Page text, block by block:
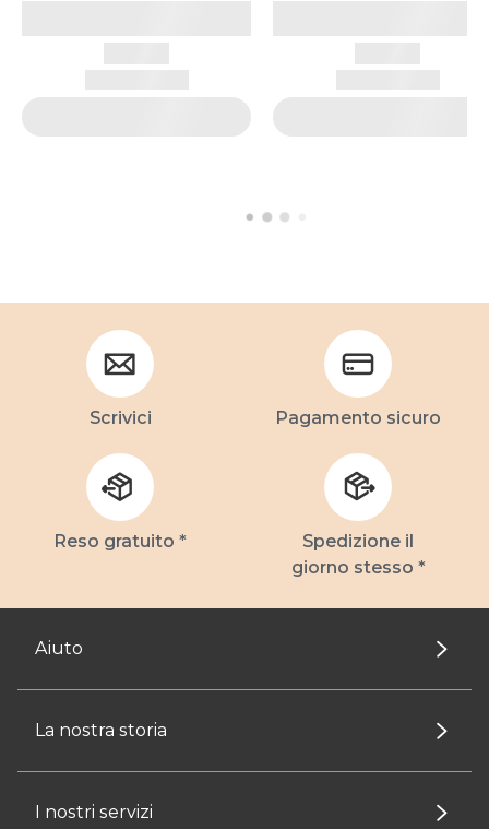
Scrivici Pagamento sicuro
Reso gratuito *
Spedizione il
giorno stesso *
Aiuto
La nostra storia
I nostri servizi